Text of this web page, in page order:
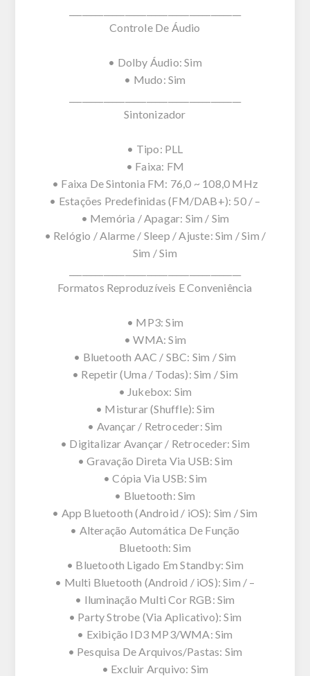
Controle De Áudio
• Dolby Áudio: Sim
• Mudo: Sim
Sintonizador
• Tipo: PLL
• Faixa: FM
• Faixa De Sintonia FM: 76,0 ~ 108,0 MHz
• Estações Predefinidas (FM/DAB+): 50 / –
• Memória / Apagar: Sim / Sim
• Relógio / Alarme / Sleep / Ajuste: Sim / Sim /
Sim / Sim
Formatos Reproduzíveis E Conveniência
• MP3: Sim
• WMA: Sim
• Bluetooth AAC / SBC: Sim / Sim
• Repetir (Uma / Todas): Sim / Sim
• Jukebox: Sim
• Misturar (Shuffle): Sim
• Avançar / Retroceder: Sim
• Digitalizar Avançar / Retroceder: Sim
• Gravação Direta Via USB: Sim
• Cópia Via USB: Sim
• Bluetooth: Sim
• App Bluetooth (Android / iOS): Sim / Sim
• Alteração Automática De Função
Bluetooth: Sim
• Bluetooth Ligado Em Standby: Sim
• Multi Bluetooth (Android / iOS): Sim / –
• Iluminação Multi Cor RGB: Sim
• Party Strobe (Via Aplicativo): Sim
• Exibição ID3 MP3/WMA: Sim
• Pesquisa De Arquivos/Pastas: Sim
• Excluir Arquivo: Sim